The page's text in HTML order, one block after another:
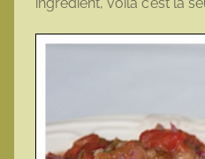
ingrédient, voilà c’est la